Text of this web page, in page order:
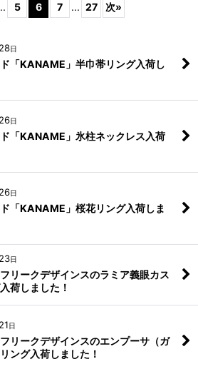
5 6 7 ... 27 次»
28日
「KANAME」半巾帯リング入荷し
26日
「KANAME」氷柱ネックレス入荷
26日
「KANAME」桜花リング入荷しま
23日
リークデザインスのラミア義眼カス
荷しました！
21日
リークデザインスのエンプーサ（ガ
ング入荷しました！